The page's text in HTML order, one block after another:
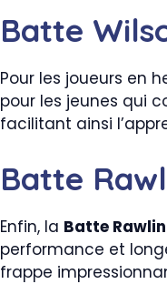
Batte
Pour les joueurs en
pour les jeunes qui
facilitant ainsi
Batte
Enfin, la Batte
performance et
frappe